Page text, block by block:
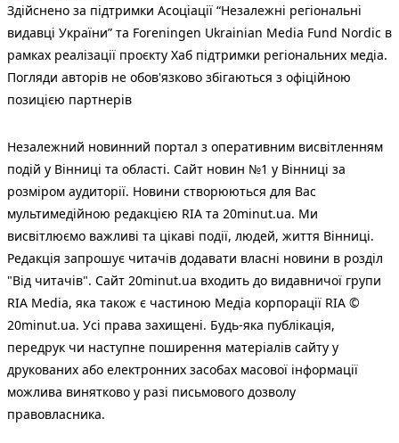
Здійснено за підтримки Асоціації “Незалежні регіональні
видавці України” та Foreningen Ukrainian Media Fund Nordic в
рамках реалізації проєкту Хаб підтримки регіональних медіа.
Погляди авторів не обов'язково збігаються з офіційною
позицією партнерів
Незалежний новинний портал з оперативним висвітленням
подій у Вінниці та області. Сайт новин №1 у Вінниці за
розміром аудиторії. Новини створюються для Вас
мультимедійною редакцією RIA та 20minut.ua. Ми
висвітлюємо важливі та цікаві події, людей, життя Вінниці.
Редакція запрошує читачів додавати власні новини в розділ
"Від читачів". Сайт 20minut.ua входить до видавничої групи
RIA Media, яка також є частиною Медіа корпорації RIA ©
20minut.ua. Усі права захищені. Будь-яка публiкацiя,
передрук чи наступне поширення матеріалів сайту у
друкованих або електронних засобах масової інформації
можлива винятково у разі письмового дозволу
правовласника.